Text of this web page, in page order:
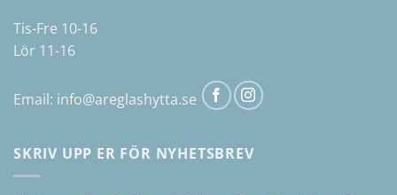
Tis-Fre 10-16
Lör 11-16
Email: info@areglashytta.se
SKRIV UPP ER FÖR NYHETSBREV